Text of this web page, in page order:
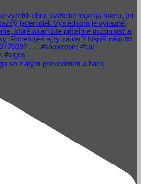
so zlatým prevedením a back